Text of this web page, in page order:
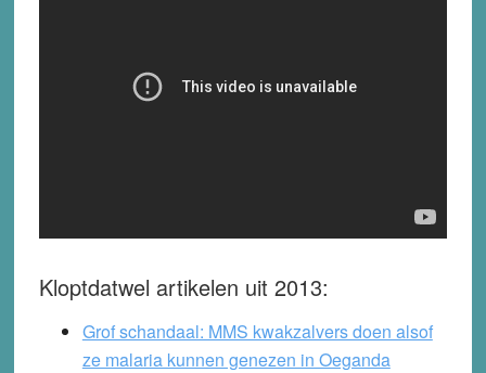
Kloptdatwel artikelen uit 2013:
Grof schandaal: MMS kwakzalvers doen alsof
ze malaria kunnen genezen in Oeganda